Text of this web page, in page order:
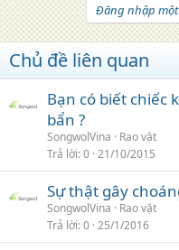
Đăng nhập
Chủ đề liên quan
Bạn có biết chiếc
bẩn ?
SongwolVina
Rao vặt
Trả lời 0 21/10/2015
Sự thật gây
SongwolVina
Rao vặt
Trả lời 0 25/1/2016